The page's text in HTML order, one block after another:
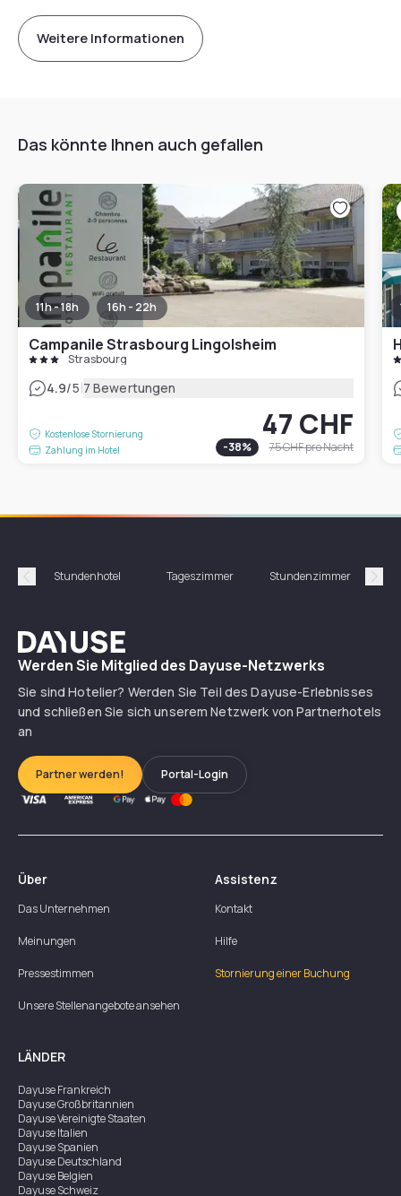
Weitere Informationen
Das könnte Ihnen auch gefallen
11h - 18h 16h - 22h
Campanile Strasbourg Lingolsheim
Strasbourg
4.9/5|7 Bewertungen
Kostenlose Stornierung
Zahlung im Hotel
47 CHF
-38% 75 CHFpro Nacht
Précédent
Stundenhotel Tageszimmer Stundenzimmer
Dayuse
Werden Sie Mitglied des Dayuse-Netzwerks
Sie sind Hotelier? Werden Sie Teil des Dayuse-Erlebnisses
und schließen Sie sich unserem Netzwerk von Partnerhotels
an
Partner werden! Portal-Login
Über
Das Unternehmen
Meinungen
Pressestimmen
Unsere Stellenangebote ansehen
Assistenz
Kontakt
Hilfe
Stornierung einer Buchung
LÄNDER
DayuseFrankreich
DayuseGroßbritannien
DayuseVereinigte Staaten
DayuseItalien
DayuseSpanien
DayuseDeutschland
DayuseBelgien
DayuseSchweiz